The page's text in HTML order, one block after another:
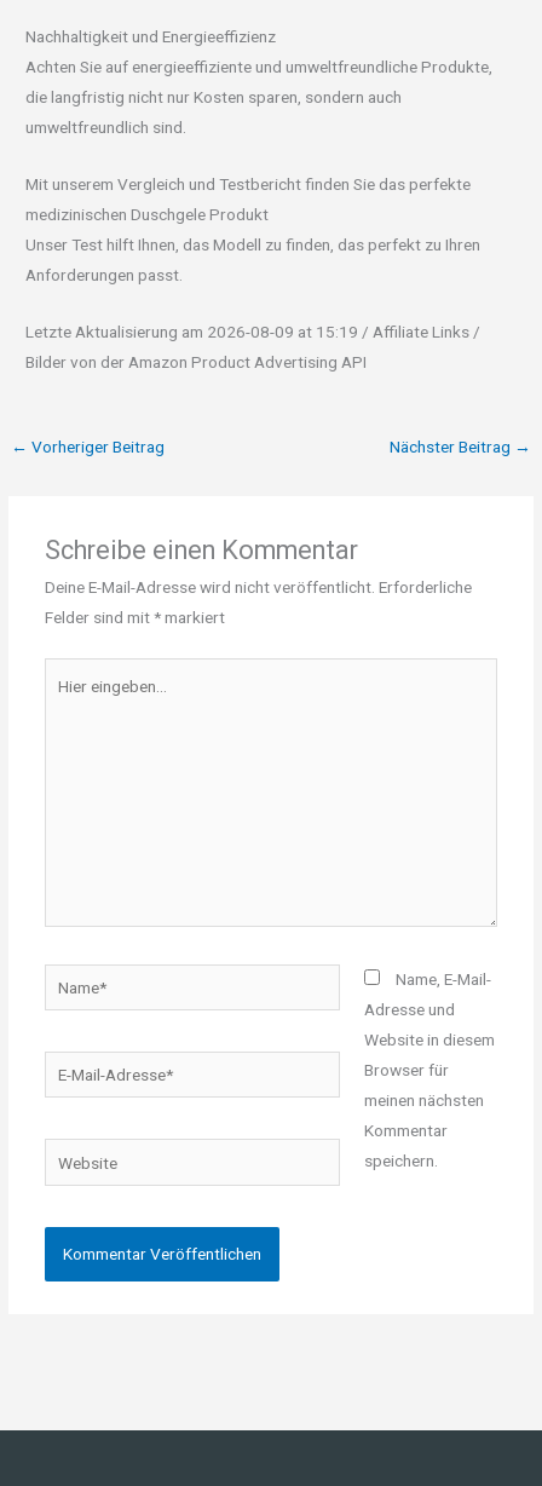
Nachhaltigkeit und Energieeffizienz
Achten Sie auf energieeffiziente und umweltfreundliche Produkte,
die langfristig nicht nur Kosten sparen, sondern auch
umweltfreundlich sind.
Mit unserem Vergleich und Testbericht finden Sie das perfekte
medizinischen Duschgele Produkt
Unser Test hilft Ihnen, das Modell zu finden, das perfekt zu Ihren
Anforderungen passt.
Letzte Aktualisierung am 2026-08-09 at 15:19 / Affiliate Links /
Bilder von der Amazon Product Advertising API
← Vorheriger Beitrag Nächster Beitrag →
Schreibe einen Kommentar
Deine E-Mail-Adresse wird nicht veröffentlicht. Erforderliche
Felder sind mit*markiert
eingeben…
Mail-
Website
Name, E-Mail-
Adresse und
Website in diesem
Browser für
meinen nächsten
Kommentar
speichern.